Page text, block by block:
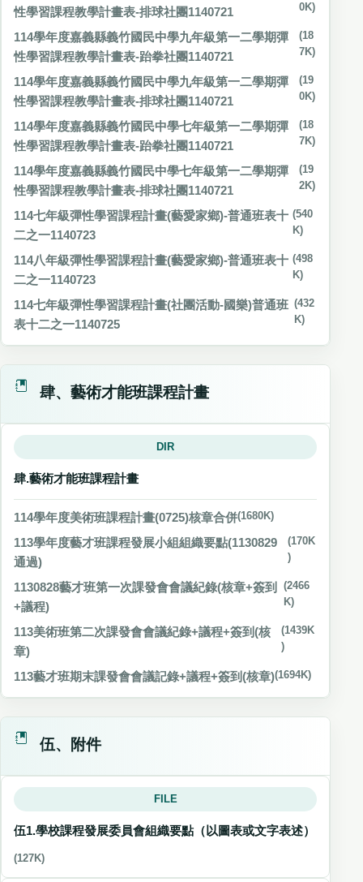
性學習課程教學計畫表-排球社團1140721
0K)
114學年度嘉義縣義竹國民中學九年級第一二學期彈
性學習課程教學計畫表-跆拳社團1140721
(18
7K)
114學年度嘉義縣義竹國民中學九年級第一二學期彈
性學習課程教學計畫表-排球社團1140721
(19
0K)
114學年度嘉義縣義竹國民中學七年級第一二學期彈
性學習課程教學計畫表-跆拳社團1140721
(18
7K)
114學年度嘉義縣義竹國民中學七年級第一二學期彈
性學習課程教學計畫表-排球社團1140721
(19
2K)
114七年級彈性學習課程計畫(藝愛家鄉)-普通班表十
二之一1140723
(540
K)
114八年級彈性學習課程計畫(藝愛家鄉)-普通班表十
二之一1140723
(498
K)
114七年級彈性學習課程計畫(社團活動-國樂)普通班
表十二之一1140725
(432
K)
肆、藝術才能班課程計畫
DIR
肆.藝術才能班課程計畫
114學年度美術班課程計畫(0725)核章合併(1680K)
113學年度藝才班課程發展小組組織要點(1130829
通過)
(170K
)
1130828藝才班第一次課發會會議紀錄(核章+簽到
+議程)
(2466
K)
113美術班第二次課發會會議紀錄+議程+簽到(核
章)
(1439K
)
113藝才班期末課發會會議記錄+議程+簽到(核章)(1694K)
伍、附件
FILE
伍1.學校課程發展委員會組織要點（以圖表或文字表述）
(127K)